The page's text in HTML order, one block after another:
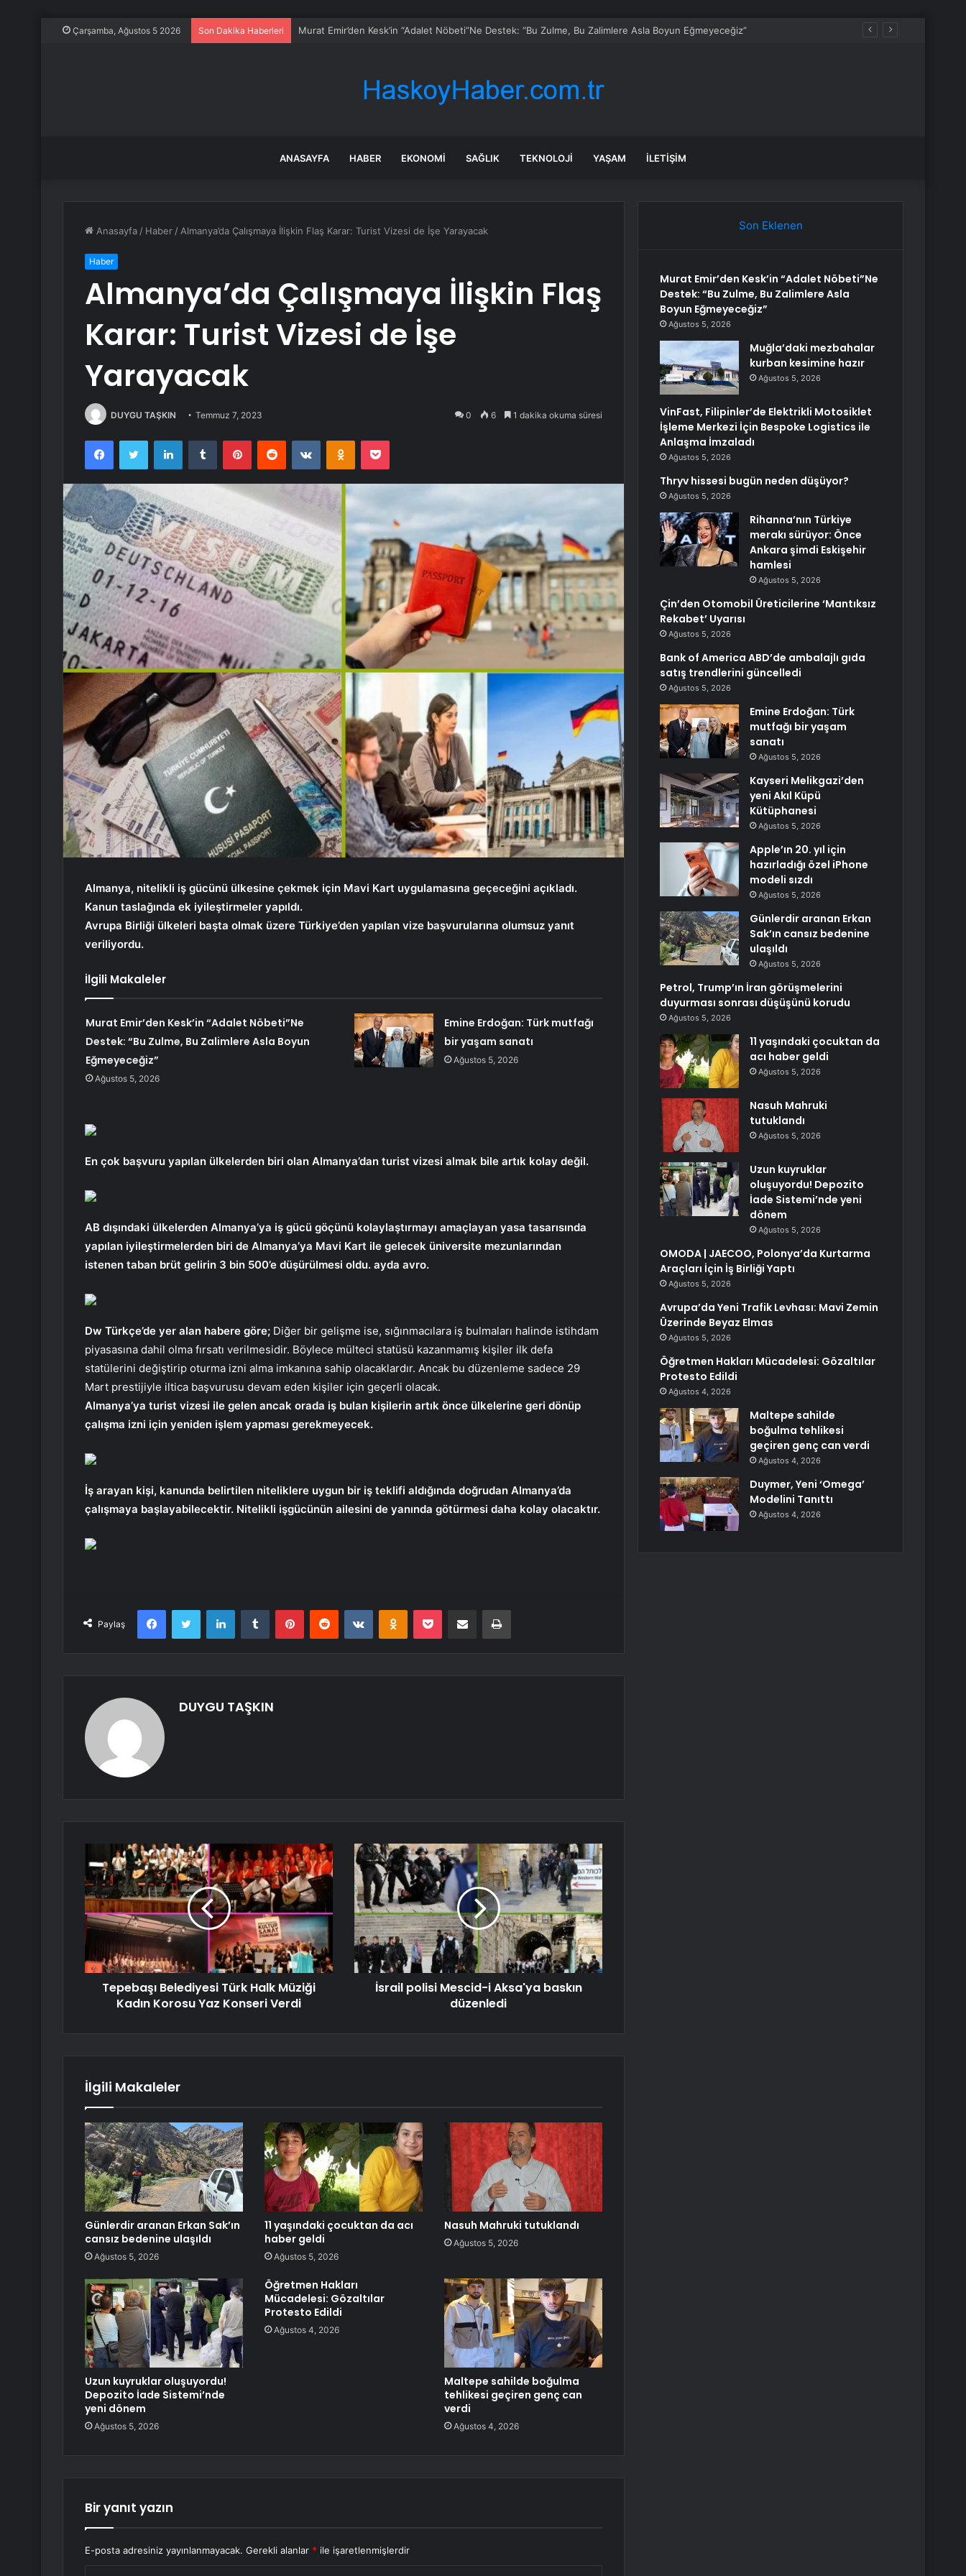
Çarşamba, Ağustos 5 2026 Son Dakika Haberleri Muğla’daki mezbahalar kurban kesimine hazır
ANASAYFA HABER EKONOMI SAĞLIK TEKNOLOJI YAŞAM İLETIŞIM
Anasayfa / Haber / Almanya’da Çalışmaya İlişkin Flaş Karar: Turist Vizesi de İşe Yarayacak
Haber
Almanya’da Çalışmaya İlişkin Flaş
Karar: Turist Vizesi de İşe
Yarayacak
DUYGU TAŞKIN Temmuz 7, 2023 0 6 1 dakika okuma süresi
FacebookTwitter LinkedInTumblr PinterestReddit VKontakteOdnoklassniki
Pocket
Almanya, nitelikli iş gücünü ülkesine çekmek için Mavi Kart uygulamasına geçeceğini açıkladı.
Kanun taslağında ek iyileştirmeler yapıldı.
Avrupa Birliği ülkeleri başta olmak üzere Türkiye’den yapılan vize başvurularına olumsuz yanıt
veriliyordu.
İlgili Makaleler
Murat Emir’den Kesk’in “Adalet Nöbeti”Ne
Destek: “Bu Zulme, Bu Zalimlere Asla Boyun
Eğmeyeceğiz”
Ağustos 5, 2026
Emine Erdoğan: Türk mutfağı
bir yaşam sanatı
Ağustos 5, 2026
En çok başvuru yapılan ülkelerden biri olan Almanya’dan turist vizesi almak bile artık kolay değil.
AB dışındaki ülkelerden Almanya’ya iş gücü göçünü kolaylaştırmayı amaçlayan yasa tasarısında
yapılan iyileştirmelerden biri de Almanya’ya Mavi Kart ile gelecek üniversite mezunlarından
istenen taban brüt gelirin 3 bin 500’e düşürülmesi oldu. ayda avro.
Dw Türkçe’de yer alan habere göre; Diğer bir gelişme ise, sığınmacılara iş bulmaları halinde istihdam
piyasasına dahil olma fırsatı verilmesidir. Böylece mülteci statüsü kazanmamış kişiler ilk defa
statülerini değiştirip oturma izni alma imkanına sahip olacaklardır. Ancak bu düzenleme sadece 29
Mart prestijiyle iltica başvurusu devam eden kişiler için geçerli olacak.
Almanya’ya turist vizesi ile gelen ancak orada iş bulan kişilerin artık önce ülkelerine geri dönüp
çalışma izni için yeniden işlem yapması gerekmeyecek.
İş arayan kişi, kanunda belirtilen niteliklere uygun bir iş teklifi aldığında doğrudan Almanya’da
çalışmaya başlayabilecektir. Nitelikli işgücünün ailesini de yanında götürmesi daha kolay olacaktır.
Paylaş
FacebookTwitter LinkedInTumblr PinterestReddit VKontakteOdnoklassniki
Pocket E-Posta ile paylaş Yazdır
DUYGU TAŞKIN
Tepebaşı Belediyesi Türk Halk Müziği
Kadın Korosu Yaz Konseri Verdi
İsrail polisi Mescid-i Aksa'ya baskın
düzenledi
İlgili Makaleler
Günlerdir aranan Erkan Sak’ın
cansız bedenine ulaşıldı
Ağustos 5, 2026
11 yaşındaki çocuktan da acı
haber geldi
Ağustos 5, 2026
Nasuh Mahruki tutuklandı
Ağustos 5, 2026
Uzun kuyruklar oluşuyordu!
Depozito İade Sistemi’nde
yeni dönem
Ağustos 5, 2026
Öğretmen Hakları
Mücadelesi: Gözaltılar
Protesto Edildi
Ağustos 4, 2026
Maltepe sahilde boğulma
tehlikesi geçiren genç can
verdi
Ağustos 4, 2026
Bir yanıt yazın
E-posta adresiniz yayınlanmayacak. Gerekli alanlar * ile işaretlenmişlerdir
Son Eklenen
Murat Emir’den Kesk’in “Adalet Nöbeti”Ne
Destek: “Bu Zulme, Bu Zalimlere Asla
Boyun Eğmeyeceğiz”
Ağustos 5, 2026
Muğla’daki mezbahalar
kurban kesimine hazır
Ağustos 5, 2026
VinFast, Filipinler’de Elektrikli Motosiklet
İşleme Merkezi İçin Bespoke Logistics ile
Anlaşma İmzaladı
Ağustos 5, 2026
Thryv hissesi bugün neden düşüyor?
Ağustos 5, 2026
Rihanna’nın Türkiye
merakı sürüyor: Önce
Ankara şimdi Eskişehir
hamlesi
Ağustos 5, 2026
Çin’den Otomobil Üreticilerine ‘Mantıksız
Rekabet’ Uyarısı
Ağustos 5, 2026
Bank of America ABD’de ambalajlı gıda
satış trendlerini güncelledi
Ağustos 5, 2026
Emine Erdoğan: Türk
mutfağı bir yaşam
sanatı
Ağustos 5, 2026
Kayseri Melikgazi’den
yeni Akıl Küpü
Kütüphanesi
Ağustos 5, 2026
Apple’ın 20. yıl için
hazırladığı özel iPhone
modeli sızdı
Ağustos 5, 2026
Günlerdir aranan Erkan
Sak’ın cansız bedenine
ulaşıldı
Ağustos 5, 2026
Petrol, Trump’ın İran görüşmelerini
duyurması sonrası düşüşünü korudu
Ağustos 5, 2026
11 yaşındaki çocuktan da
acı haber geldi
Ağustos 5, 2026
Nasuh Mahruki
tutuklandı
Ağustos 5, 2026
Uzun kuyruklar
oluşuyordu! Depozito
İade Sistemi’nde yeni
dönem
Ağustos 5, 2026
OMODA | JAECOO, Polonya’da Kurtarma
Araçları İçin İş Birliği Yaptı
Ağustos 5, 2026
Avrupa’da Yeni Trafik Levhası: Mavi Zemin
Üzerinde Beyaz Elmas
Ağustos 5, 2026
Öğretmen Hakları Mücadelesi: Gözaltılar
Protesto Edildi
Ağustos 4, 2026
Maltepe sahilde
boğulma tehlikesi
geçiren genç can verdi
Ağustos 4, 2026
Duymer, Yeni ‘Omega’
Modelini Tanıttı
Ağustos 4, 2026